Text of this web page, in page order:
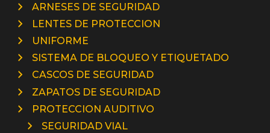
ARNESES DE SEGURIDAD
LENTES DE PROTECCION
UNIFORME
SISTEMA DE BLOQUEO Y ETIQUETADO
CASCOS DE SEGURIDAD
ZAPATOS DE SEGURIDAD
PROTECCION AUDITIVO
SEGURIDAD VIAL